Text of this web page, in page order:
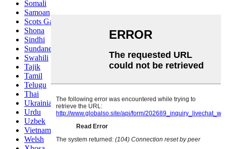
Somali
Samoan
Scots Gaelic
Shona
Sindhi
Sundanese
Swahili
Tajik
Tamil
Telugu
Thai
Ukrainian
Urdu
Uzbek
Vietnamese
Welsh